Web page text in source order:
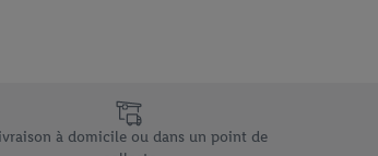
à domicile ou dans un point de